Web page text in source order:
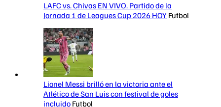
LAFC vs. Chivas EN VIVO. Partido de la
Jornada 1 de Leagues Cup 2026 HOY Futbol
Lionel Messi brilló en la victoria ante el
Atlético de San Luis con festival de goles
incluido Futbol